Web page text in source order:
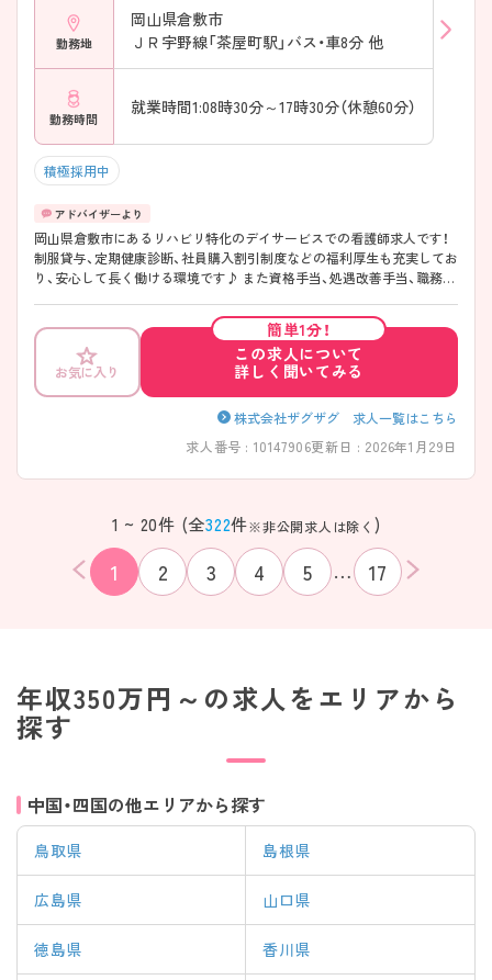
該当件数
件
クリア
勤務地
岡山県倉敷市
ＪＲ宇野線「茶屋町駅」バス・車8分 他
勤務時間
就業時間1:08時30分～17時30分（休憩60分）
積極採用中
岡山県倉敷市にあるリハビリ特化のデイサービスでの看護師求人です！
制服貸与、定期健康診断、社員購入割引制度などの福利厚生も充実してお
り、安心して長く働ける環境です♪ また資格手当、処遇改善手当、職務手
です◎ ご興味がある方はご面接のポイントをお伝えしますので、お気軽
にお問い合わせください！
お気に入り
簡単1分！
この求人について
詳しく聞いてみる
株式会社ザグザグ 求人一覧はこちら
求人番号 : 10147906更新日 : 2026年1月29日
1 ~ 20件 (全322件※非公開求人は除く )
1 2 3 4 5 … 17
年収350万円～の求人をエリアから
探す
中国・四国の他エリアから探す
鳥取県 島根県
広島県 山口県
徳島県 香川県